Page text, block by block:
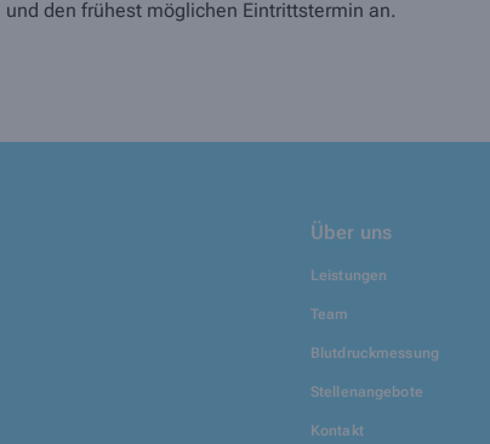
den frühest möglichen Eintrittstermin an.
Über uns
Leistungen
Team
Blutdruckmessung
Stellenangebote
Kontakt